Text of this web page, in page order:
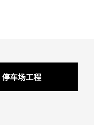
停车场工程